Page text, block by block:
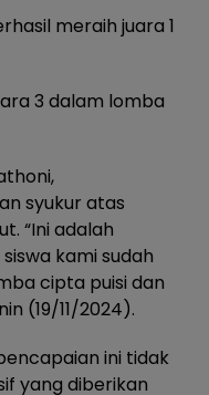
meraih juara 1
3 dalam lomba
syukur atas
“Ini adalah
kami sudah
cipta puisi dan
(19/11/2024).
ini tidak
yang diberikan